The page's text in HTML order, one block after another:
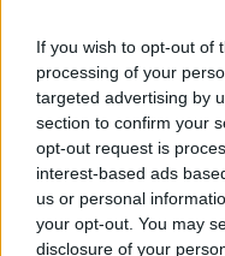
If you wish to opt-out of
processing of your
targeted advertising by
section to confirm your
opt-out request is
interest-based ads
us or personal
your opt-out. You may
disclosure of your
mainittujen
päiväys,
tieto
Sopimuskoneesta.